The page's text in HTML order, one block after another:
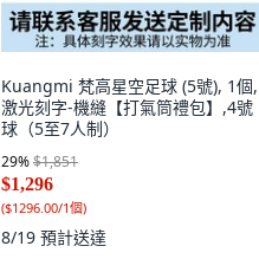
Kuangmi 梵高星空足球 (5號), 1個,
激光刻字-機縫【打氣筒禮包】,4號
球（5至7人制）
29%$1,851
$1,296
($1296.00/1個)
8/19 預計送達